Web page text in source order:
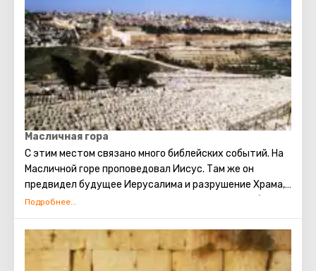
Масличная гора
С этим местом связано много библейских событий. На
Масличной горе проповедовал Иисус. Там же он
предвидел будущее Иерусалима и разрушение Храма,
молился в оливковой роще Гефсиманского сада, был
апостолов – Иуды. Также, пророком Захарией в
древности было сделано предсказание о конце света.
По нему Масличная гора расколется на две части, и